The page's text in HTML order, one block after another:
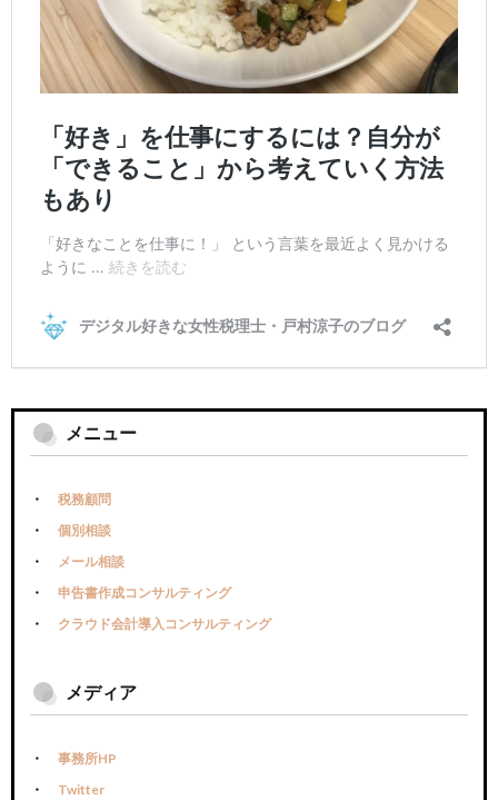
メニュー
税務顧問
個別相談
メール相談
申告書作成コンサルティング
クラウド会計導入コンサルティング
メディア
事務所HP
Twitter